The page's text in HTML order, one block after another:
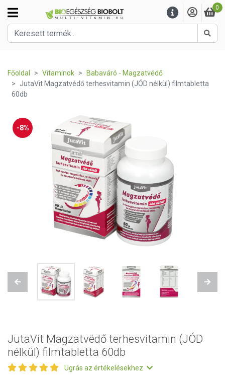
0
Főoldal Vitaminok
Babaváró - Magzatvédő
JutaVit Magzatvédő terhesvitamin (JÓD nélkül) filmtabletta
60db
-8%
Previous Next
JutaVit Magzatvédő terhesvitamin (JÓD
nélkül) filmtabletta 60db
Ugrás az értékelésekhez